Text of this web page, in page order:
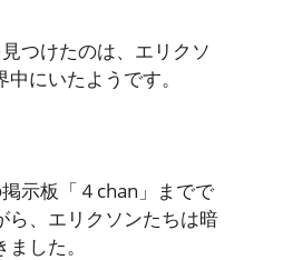
つけたのは、エリクソ
にいたようです。
示板「４chan」までで
ら、エリクソンたちは暗
した。